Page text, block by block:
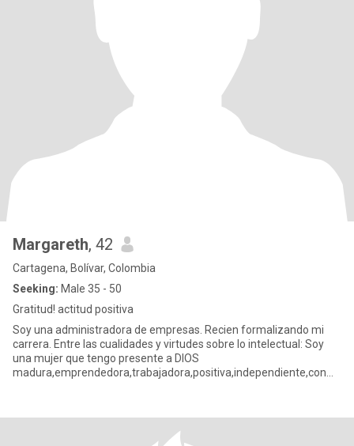
Margareth, 42
Cartagena, Bolívar, Colombia
Seeking: Male 35 - 50
Gratitud! actitud positiva
Soy una administradora de empresas. Recien formalizando mi
carrera. Entre las cualidades y virtudes sobre lo intelectual: Soy
una mujer que tengo presente a DIOS
madura,emprendedora,trabajadora,positiva,independiente,con